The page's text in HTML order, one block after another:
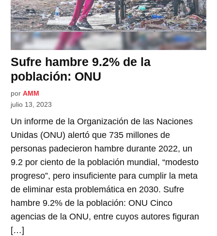
Sufre hambre 9.2% de la
población: ONU
por AMM
julio 13, 2023
Un informe de la Organización de las Naciones
Unidas (ONU) alertó que 735 millones de
personas padecieron hambre durante 2022, un
9.2 por ciento de la población mundial, “modesto
progreso”, pero insuficiente para cumplir la meta
de eliminar esta problemática en 2030. Sufre
hambre 9.2% de la población: ONU Cinco
agencias de la ONU, entre cuyos autores figuran
[…]